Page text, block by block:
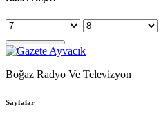
Boğaz Radyo Ve Televizyon
Sayfalar